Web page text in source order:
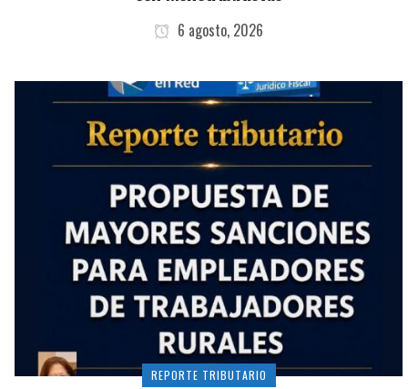
6 agosto, 2026
REPORTE TRIBUTARIO